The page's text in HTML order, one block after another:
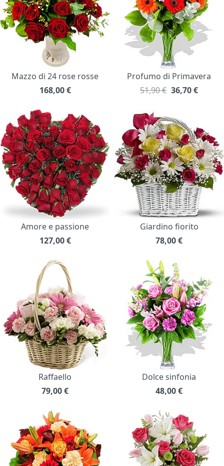
Mazzo di 24 rose rosse
168,00 €
Profumo di Primavera
51,90 € 36,70€
Amore e passione
127,00 €
Giardino fiorito
78,00€
Raffaello
79,00€
Dolce sinfonia
48,00€